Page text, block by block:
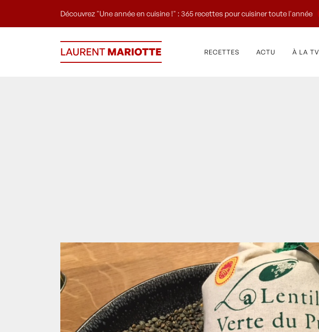
Découvrez "Une année en cuisine !" : 365 recettes pour cuisiner toute l'année
RECETTES ACTU À LA TV